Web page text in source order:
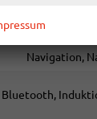
Navigation,